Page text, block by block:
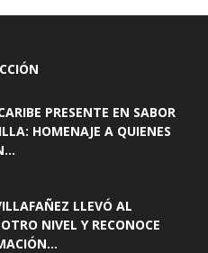
PRESENTE EN SABOR
HOMENAJE A QUIENES
LLEVÓ AL
NIVEL Y RECONOCE